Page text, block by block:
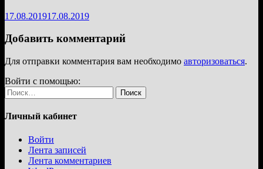
17.08.201917.08.2019
Добавить комментарий
Для отправки комментария вам необходимо авторизоваться.
Войти с помощью:
Найти:
Личный кабинет
Войти
Лента записей
Лента комментариев